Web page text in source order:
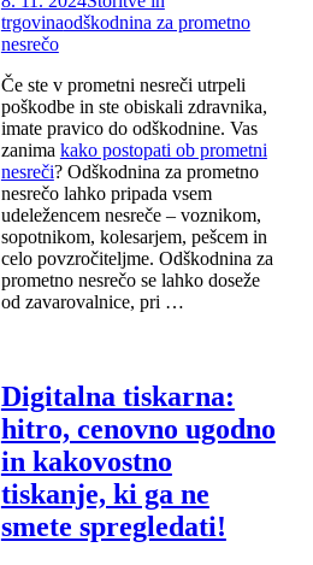
trgovinaodškodnina za prometno
nesrečo
Če ste v prometni nesreči utrpeli
poškodbe in ste obiskali zdravnika,
imate pravico do odškodnine. Vas
zanima kako postopati ob prometni
nesreči? Odškodnina za prometno
nesrečo lahko pripada vsem
udeležencem nesreče – voznikom,
sopotnikom, kolesarjem, pešcem in
celo povzročiteljme. Odškodnina za
prometno nesrečo se lahko doseže
od zavarovalnice, pri …
Digitalna tiskarna:
hitro, cenovno ugodno
in kakovostno
tiskanje, ki ga ne
smete spregledati!